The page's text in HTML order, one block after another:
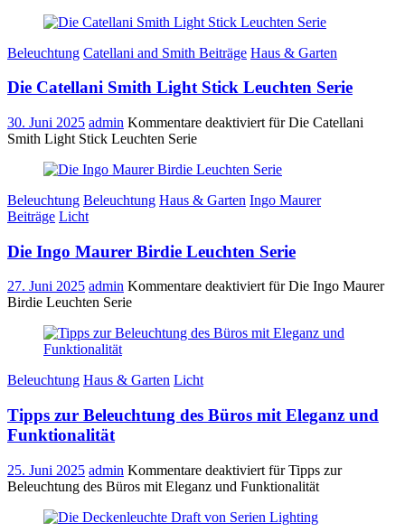
Beleuchtung Catellani and Smith Beiträge Haus & Garten
Die Catellani Smith Light Stick Leuchten Serie
30. Juni 2025 admin Kommentare deaktiviert für Die Catellani
Smith Light Stick Leuchten Serie
Beleuchtung Beleuchtung Haus & Garten Ingo Maurer
Beiträge Licht
Die Ingo Maurer Birdie Leuchten Serie
27. Juni 2025 admin Kommentare deaktiviertfür Die Ingo Maurer
Birdie Leuchten Serie
Beleuchtung Haus & Garten Licht
Tipps zur Beleuchtung des Büros mit Eleganz und
Funktionalität
25. Juni 2025 admin Kommentare deaktiviert für Tipps zur
Beleuchtung des Büros mit Eleganz und Funktionalität